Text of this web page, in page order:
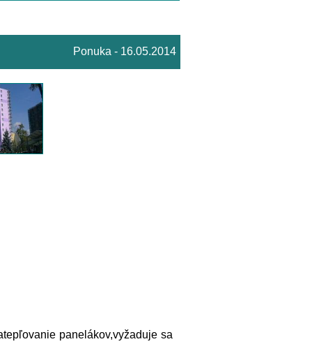
Ponuka - 16.05.2014
panelákov,vyžaduje sa